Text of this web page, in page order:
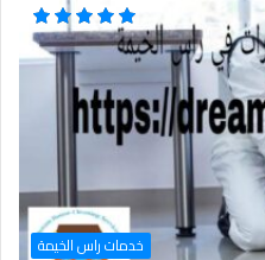
خدمات راس الخيمة